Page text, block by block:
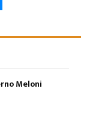
Meloni